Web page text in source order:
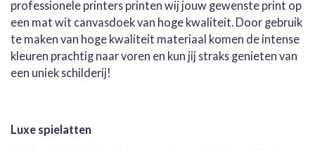
professionele printers printen wij jouw gewenste print op
een mat wit canvasdoek van hoge kwaliteit. Door gebruik
te maken van hoge kwaliteit materiaal komen de intense
kleuren prachtig naar voren en kun jij straks genieten van
een uniek schilderij!
Luxe spielatten